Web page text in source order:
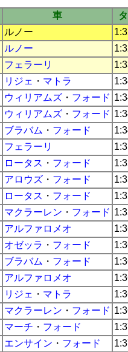
車
ルノー
ルノー
フェラーリ
リジェ ・ マトラ
ウィリアムズ ・ フォード
ウィリアムズ ・ フォード
ブラバム ・ フォード
フェラーリ
ロータス ・ フォード
アロウズ ・ フォード
ロータス ・ フォード
マクラーレン ・ フォード
アルファロメオ
オゼッラ ・ フォード
ブラバム ・ フォード
アルファロメオ
リジェ ・ マトラ
マクラーレン ・ フォード
マーチ ・ フォード
エンサイン ・ フォード